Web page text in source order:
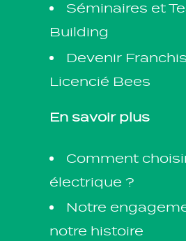
Séminaires et
Building
Devenir
Licencié Bees
En savoir plus
Comment
électrique ?
Notre
notre histoire